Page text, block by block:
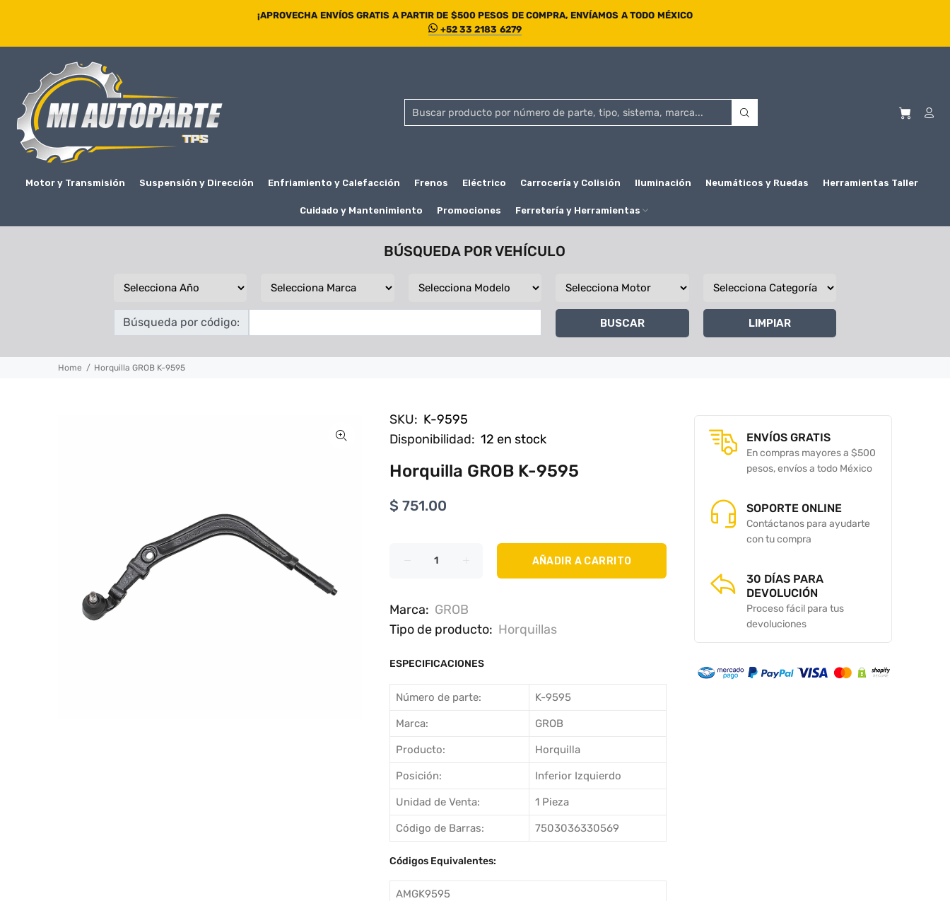
¡APROVECHA ENVÍOS GRATIS A PARTIR DE $500 PESOS DE COMPRA, ENVÍAMOS A TODO MÉXICO
+52 33 2183 6279
Motor y Transmisión Suspensión y Dirección Enfriamiento y Calefacción Frenos Eléctrico Carrocería y Colisión Iluminación Neumáticos y Ruedas Herramientas Taller
Cuidado y Mantenimiento Promociones Ferretería y Herramientas
BÚSQUEDA POR VEHÍCULO
Búsqueda por código: BUSCAR LIMPIAR
Home Horquilla GROB K-9595
SKU: K-9595
Disponibilidad: 12 en stock
Horquilla GROB K-9595
$ 751.00
AÑADIR A CARRITO
Marca: GROB
Tipo de producto: Horquillas
ESPECIFICACIONES
Número de parte: K-9595
Marca: GROB
Producto: Horquilla
Posición: Inferior Izquierdo
Unidad de Venta: 1 Pieza
Código de Barras: 7503036330569
Códigos Equivalentes:
AMGK9595
ENVÍOS GRATIS
En compras mayores a $500
pesos, envíos a todo México
SOPORTE ONLINE
Contáctanos para ayudarte
con tu compra
30 DÍAS PARA
DEVOLUCIÓN
Proceso fácil para tus
devoluciones